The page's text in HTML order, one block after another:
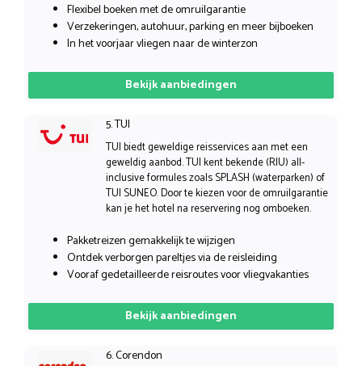
Flexibel boeken met de omruilgarantie
Verzekeringen, autohuur, parking en meer bijboeken
In het voorjaar vliegen naar de winterzon
Bekijk aanbiedingen
5. TUI
TUI biedt geweldige reisservices aan met een
geweldig aanbod. TUI kent bekende (RIU) all-
inclusive formules zoals SPLASH (waterparken) of
TUI SUNEO. Door te kiezen voor de omruilgarantie
kan je het hotel na reservering nog omboeken.
Pakketreizen gemakkelijk te wijzigen
Ontdek verborgen pareltjes via de reisleiding
Vooraf gedetailleerde reisroutes voor vliegvakanties
Bekijk aanbiedingen
6. Corendon